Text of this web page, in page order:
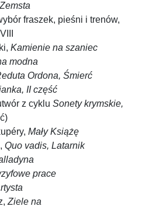
Zemsta
fraszek, pieśni i trenów,
Kamienie na szaniec
modna
Ordona, Śmierć
II część
z cyklu Sonety krymskie,
Mały Książę
Quo vadis, Latarnik
prace
Ziele na